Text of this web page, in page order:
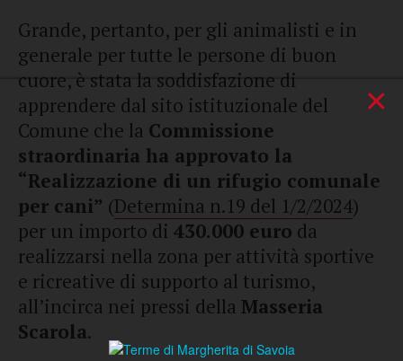
Grande, pertanto, per gli animalisti e in
generale per tutte le persone di buon
cuore, è stata la soddisfazione di
apprendere dal sito istituzionale del
Comune che la Commissione
straordinaria ha approvato la
“Realizzazione di un rifugio comunale
per cani” (Determina n.19 del 1/2/2024)
per un importo di 430.000 euro da
realizzarsi nella zona per attività sportive
e ricreative di supporto al turismo,
all’incirca nei pressi della Masseria
Scarola.
×